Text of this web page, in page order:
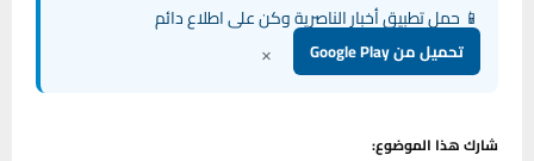
📱 حمل تطبيق أخبار الناصرية وكن على اطلاع دائم
تحميل من Google Play ×
شارك هذا الموضوع: